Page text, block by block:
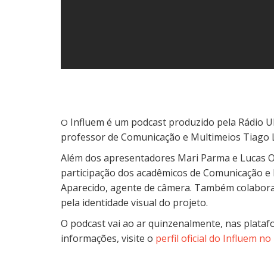
O Influem é um podcast produzido pela Rádio
professor de Comunicação e Multimeios Tiago
Além dos apresentadores Mari Parma e Lucas
participação dos acadêmicos de Comunicação
Aparecido, agente de câmera. Também
pela identidade visual do projeto.
O podcast vai ao ar quinzenalmente, nas
informações, visite o perfil oficial do Influem